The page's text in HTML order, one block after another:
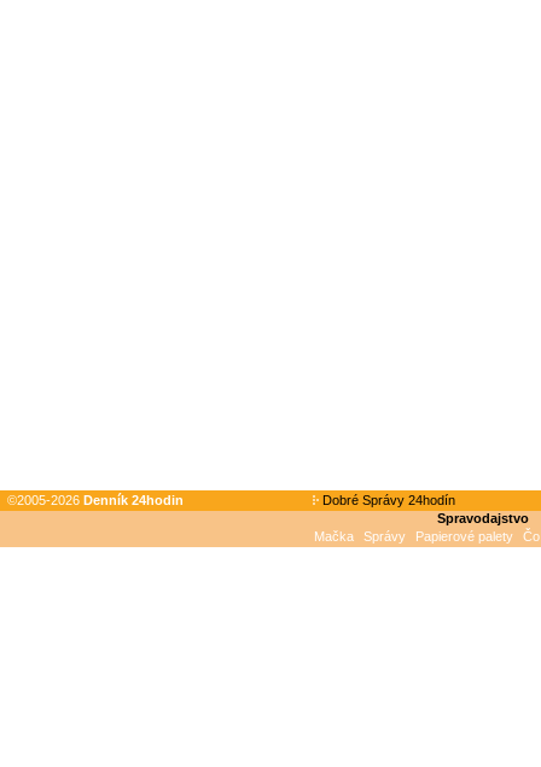
©2005-2026 Denník 24hodin
Dobré Správy 24hodín
Spravodajstvo
Mačka
Správy Papierové palety